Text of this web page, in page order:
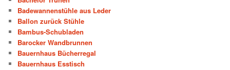
Badewannenstühle aus Leder
Ballon zurück Stühle
Bambus-Schubladen
Barocker Wandbrunnen
Bauernhaus Bücherregal
Bauernhaus Esstisch